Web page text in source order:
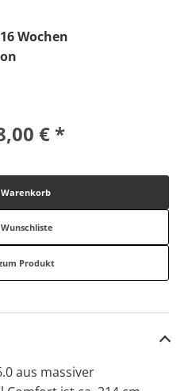
Wochen
€ *
Produkt
aus massiver